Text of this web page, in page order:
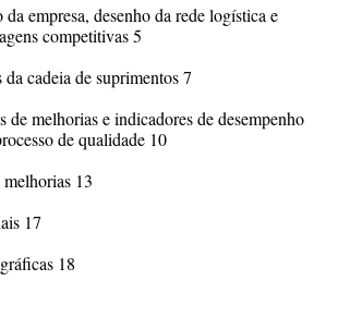
empresa, desenho da rede logística e
competitivas 5
cadeia de suprimentos 7
de melhorias e indicadores de desempenho
de qualidade 10
13
17
18